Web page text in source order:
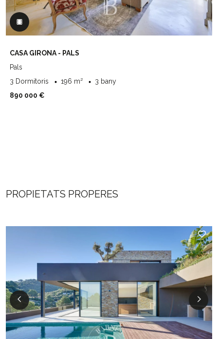
CASA GIRONA - PALS
Pals
3 Dormitoris
196 m²
3 bany
890 000 €
PROPIETATS PROPERES